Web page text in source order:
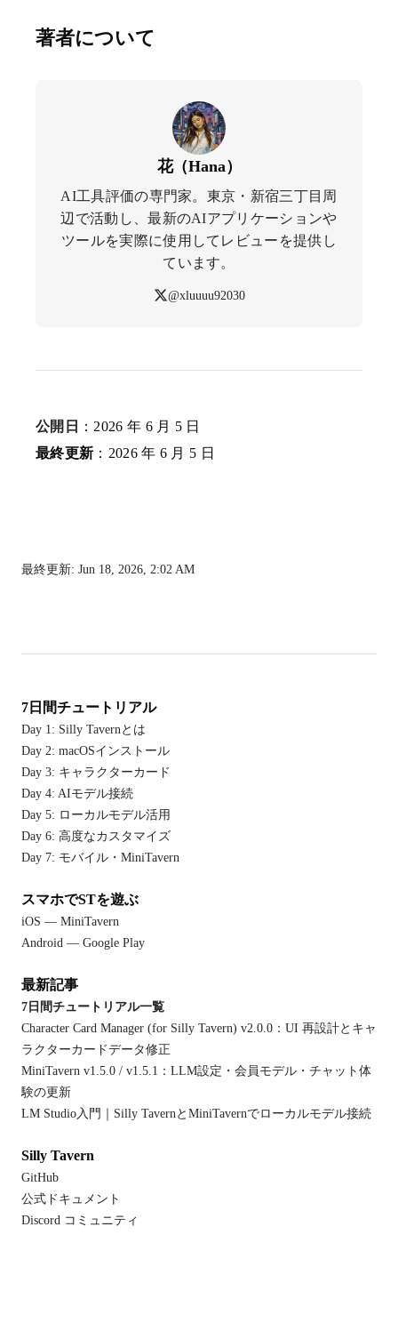
著者について
花（Hana）
AI工具評価の専門家。東京・新宿三丁目周
辺で活動し、最新のAIアプリケーションや
ツールを実際に使用してレビューを提供し
ています。
@xluuuu92030
公開日
：2026 年 6 月 5 日
最終更新 ：2026 年 6 月 5 日
最終更新: Jun 18, 2026, 2:02 AM
7日間チュートリアル
Day 1: Silly Tavernとは
Day 2: macOSインストール
Day 3: キャラクターカード
Day 4: AIモデル接続
Day 5: ローカルモデル活用
Day 6: 高度なカスタマイズ
Day 7: モバイル・MiniTavern
スマホでSTを遊ぶ
iOS — MiniTavern
Android — Google Play
最新記事
7日間チュートリアル一覧
Character Card Manager (for Silly Tavern) v2.0.0：UI 再設計とキャ
ラクターカードデータ修正
MiniTavern v1.5.0 / v1.5.1：LLM設定・会員モデル・チャット体
験の更新
LM Studio入門｜Silly TavernとMiniTavernでローカルモデル接続
Silly Tavern
GitHub
公式ドキュメント
Discord コミュニティ